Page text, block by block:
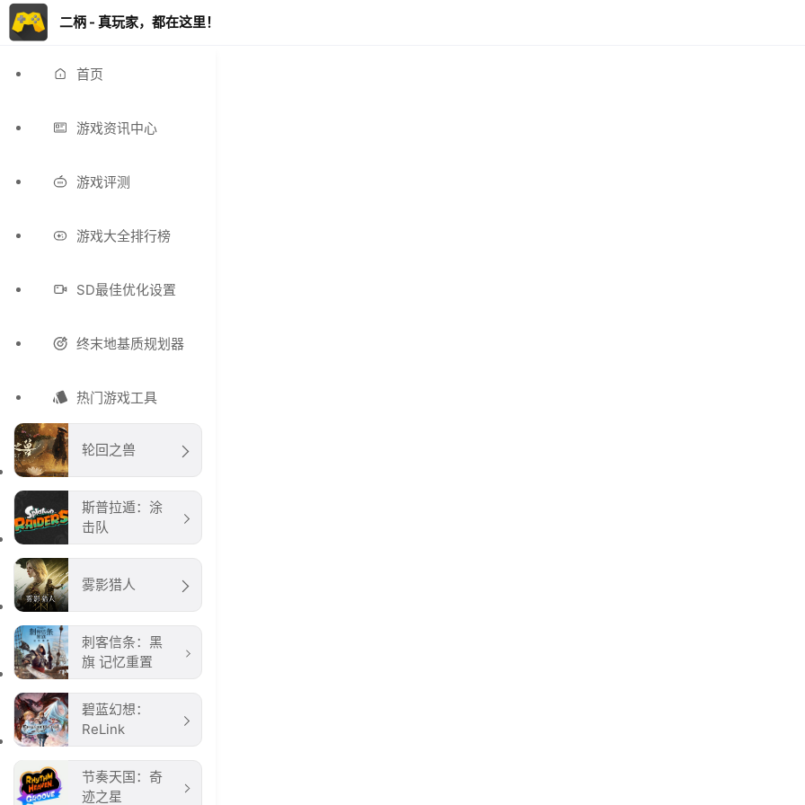
二柄 - 真玩家，都在这里！
首页
游戏资讯中心
游戏评测
游戏大全排行榜
SD最佳优化设置
终末地基质规划器
热门游戏工具
轮回之兽
斯普拉遁：涂
击队
雾影猎人
刺客信条：黑
旗 记忆重置
碧蓝幻想：
ReLink
节奏天国：奇
迹之星